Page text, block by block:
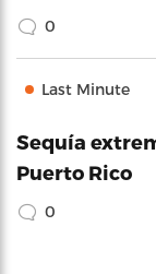
0
Last Minute
Sequía
Puerto Rico
0